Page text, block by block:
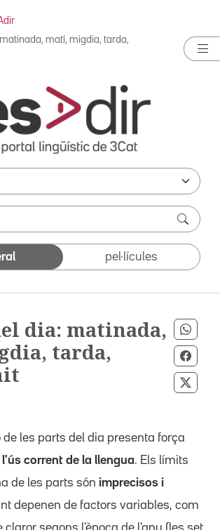
matinada, matí, migdia, tarda,
pel·lícules
dia: matinada,
tarda,
de les parts del dia presenta força
l'ús corrent de la llengua. Els límits
de les parts són imprecisos i
depenen de factors variables, com
claror segons l'època de l'any (les set